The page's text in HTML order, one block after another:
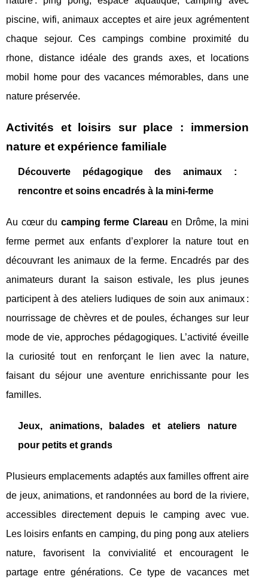
piscine, wifi, animaux acceptes et aire jeux agrémentent
chaque sejour. Ces campings combine proximité du
rhone, distance idéale des grands axes, et locations
mobil home pour des vacances mémorables, dans une
nature préservée.
Activités et loisirs sur place : immersion
nature et expérience familiale
Découverte pédagogique des animaux :
rencontre et soins encadrés à la mini-ferme
Au cœur du camping ferme Clareau en Drôme, la mini
ferme permet aux enfants d’explorer la nature tout en
découvrant les animaux de la ferme. Encadrés par des
animateurs durant la saison estivale, les plus jeunes
participent à des ateliers ludiques de soin aux animaux :
nourrissage de chèvres et de poules, échanges sur leur
mode de vie, approches pédagogiques. L’activité éveille
la curiosité tout en renforçant le lien avec la nature,
faisant du séjour une aventure enrichissante pour les
familles.
Jeux, animations, balades et ateliers nature
pour petits et grands
Plusieurs emplacements adaptés aux familles offrent aire
de jeux, animations, et randonnées au bord de la riviere,
accessibles directement depuis le camping avec vue.
Les loisirs enfants en camping, du ping pong aux ateliers
nature, favorisent la convivialité et encouragent le
partage entre générations. Ce type de vacances met